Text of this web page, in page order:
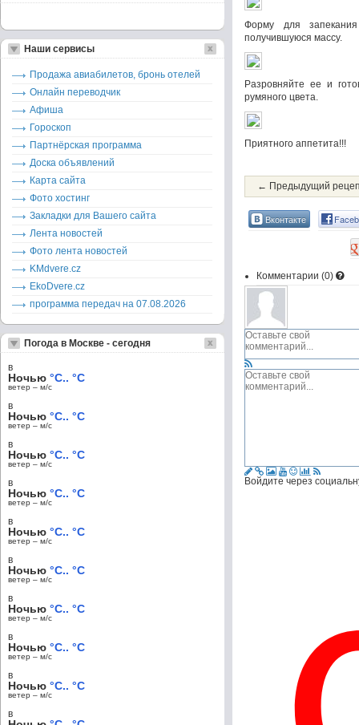
Форму для
получившуюся массу.
Разровняйте ее и
румяного цвета.
Приятного аппетита!!!
← Предыдущий
Вконтакте
Комментарии (0)
Войдите через
Наши сервисы
Продажа авиабилетов, бронь отелей
Онлайн переводчик
Афиша
Гороскоп
Партнёрская программа
Доска объявлений
Карта сайта
Фото хостинг
Закладки для Вашего сайта
Лента новостей
Фото лента новостей
KMdvere.cz
EkoDvere.cz
программа передач на 07.08.2026
Погода в Москве - сегодня
в
Ночью °C.. °C
ветер – м/c
в
Ночью °C.. °C
ветер – м/c
в
Ночью °C.. °C
ветер – м/c
в
Ночью °C.. °C
ветер – м/c
в
Ночью °C.. °C
ветер – м/c
в
Ночью °C.. °C
ветер – м/c
в
Ночью °C.. °C
ветер – м/c
в
Ночью °C.. °C
ветер – м/c
в
Ночью °C.. °C
ветер – м/c
в